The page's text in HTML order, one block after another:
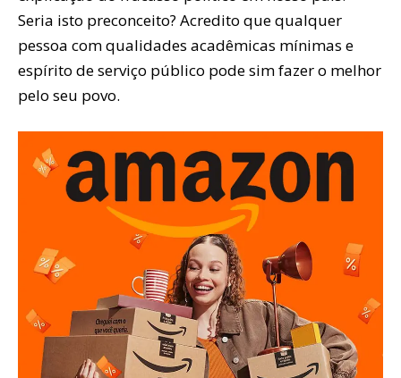
Seria isto preconceito? Acredito que qualquer
pessoa com qualidades acadêmicas mínimas e
espírito de serviço público pode sim fazer o melhor
pelo seu povo.